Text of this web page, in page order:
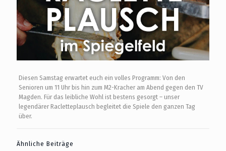
Diesen Samstag erwartet euch ein volles Programm: Von den
Senioren um 11 Uhr bis hin zum M2-Kracher am Abend gegen den TV
Magden. Für das leibliche Wohl ist bestens gesorgt – unser
legendärer Racletteplausch begleitet die Spiele den ganzen Tag
über.
Ähnliche Beiträge